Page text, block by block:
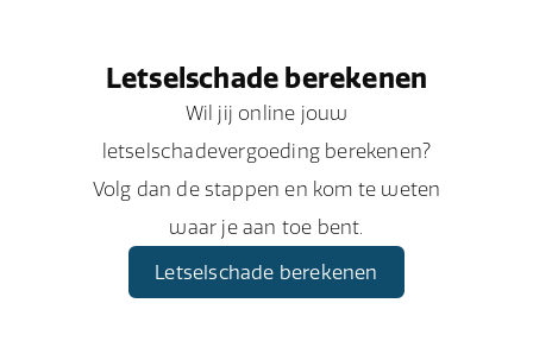
Letselschade berekenen
Wil jij online jouw
letselschadevergoeding berekenen?
Volg dan de stappen en kom te weten
waar je aan toe bent.
Letselschade berekenen